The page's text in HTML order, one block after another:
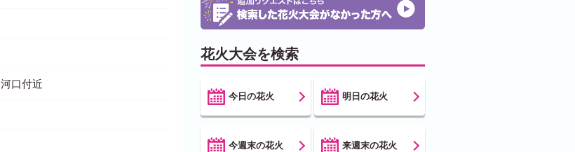
口付近
花火大会を検索
今日の花火 明日の花火
今週末の花火 来週末の花火